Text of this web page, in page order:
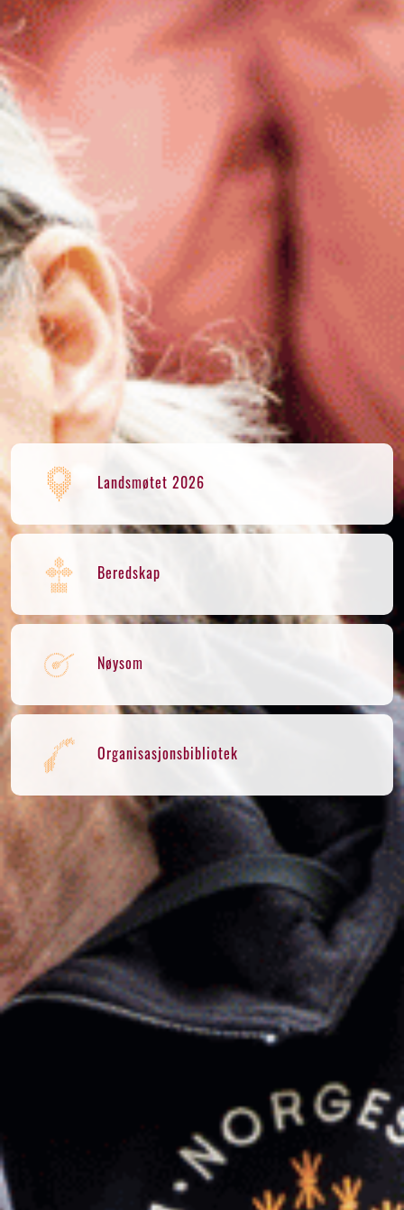
Landsmøtet 2026
Beredskap
Nøysom
Organisasjonsbibliotek